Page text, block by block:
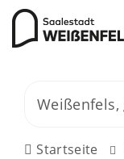
Startseite